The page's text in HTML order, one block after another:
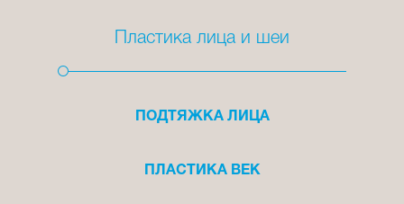
Пластика лица и шеи
ПОДТЯЖКА ЛИЦА
ПЛАСТИКА ВЕК